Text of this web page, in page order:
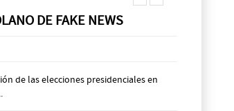
DE FAKE NEWS
de las elecciones presidenciales en